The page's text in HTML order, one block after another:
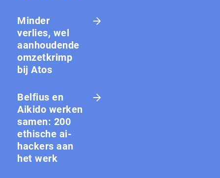
Minder
verlies, wel
aanhoudende
omzetkrimp
bij Atos
Belfius en
Aikido werken
samen: 200
ethische ai-
hackers aan
het werk